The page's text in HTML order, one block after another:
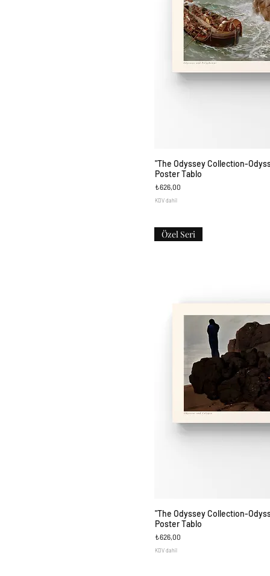
Hızlı
"The Odyssey Collection-
Poster Tablo
Fiyat
₺626,00
KDV dahil
Hızlı
Özel Seri
"The Odyssey Collection-
Poster Tablo
Fiyat
₺626,00
KDV dahil